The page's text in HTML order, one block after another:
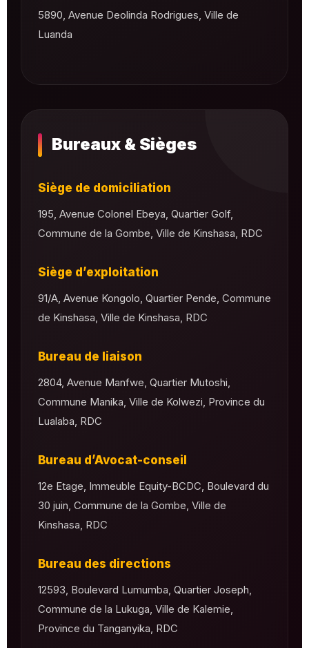
5890, Avenue Deolinda Rodrigues, Ville de
Luanda
Bureaux & Sièges
Siège de domiciliation
195, Avenue Colonel Ebeya, Quartier Golf,
Commune de la Gombe, Ville de Kinshasa, RDC
Siège d’exploitation
91/A, Avenue Kongolo, Quartier Pende, Commune
de Kinshasa, Ville de Kinshasa, RDC
Bureau de liaison
2804, Avenue Manfwe, Quartier Mutoshi,
Commune Manika, Ville de Kolwezi, Province du
Lualaba, RDC
Bureau d’Avocat-conseil
12e Etage, Immeuble Equity-BCDC, Boulevard du
30 juin, Commune de la Gombe, Ville de
Kinshasa, RDC
Bureau des directions
12593, Boulevard Lumumba, Quartier Joseph,
Commune de la Lukuga, Ville de Kalemie,
Province du Tanganyika, RDC